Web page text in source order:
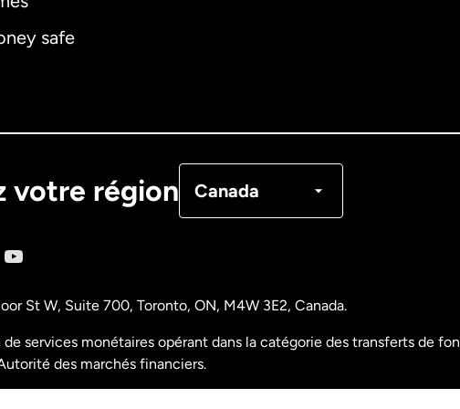
safe
votre région Canada
États-Unis English
St W, Suite 700, Toronto, ON, M4W 3E2, Canada.
services monétaires opérant dans la catégorie des transferts de
des marchés financiers.